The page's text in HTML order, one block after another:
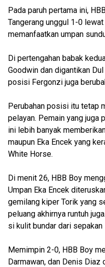
Pada paruh pertama ini,
Tangerang unggul 1-0
memanfaatkan umpan
Di pertengahan babak
Goodwin dan digantikan
posisi Fergonzi juga
Perubahan posisi itu tetap
pelayan. Pemain yang juga
ini lebih banyak
maupun Eka Encek yang
White Horse.
Di menit 26, HBB Boy
Umpan Eka Encek
gemilang kiper Torik yang
peluang akhirnya runtuh
si kulit bundar dari sepakan
Memimpin 2-0, HBB Boy
Darmawan, dan Denis